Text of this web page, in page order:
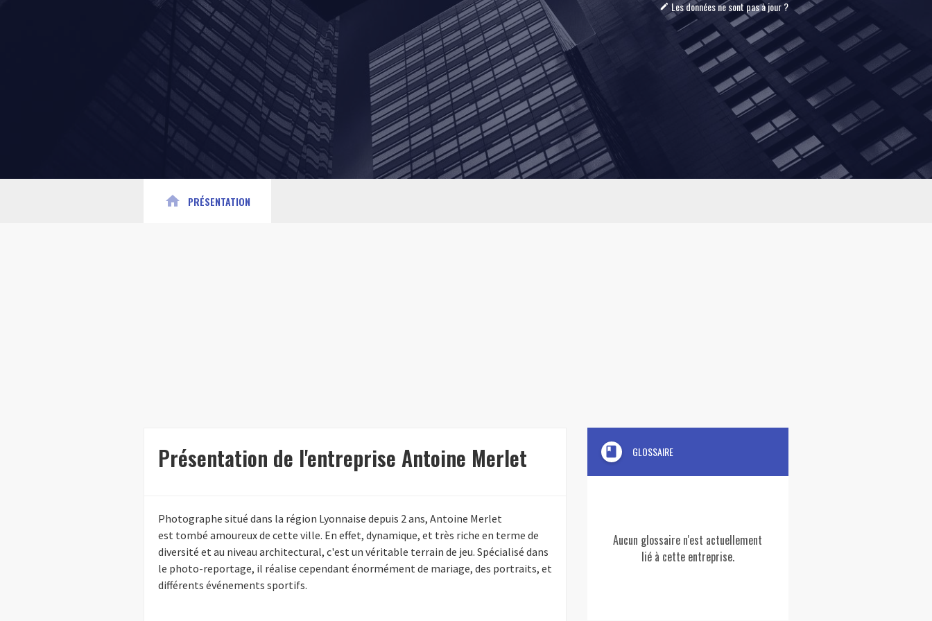
mode_edit Les données ne sont pas à jour ?
home PRÉSENTATION
Présentation de l'entreprise Antoine Merlet
Photographe situé dans la région Lyonnaise depuis 2 ans, Antoine Merlet
est tombé amoureux de cette ville. En effet, dynamique, et très riche en terme de
diversité et au niveau architectural, c'est un véritable terrain de jeu. Spécialisé dans
le photo-reportage, il réalise cependant énormément de mariage, des portraits, et
différents événements sportifs.
book GLOSSAIRE
Aucun glossaire n'est actuellement
lié à cette entreprise.